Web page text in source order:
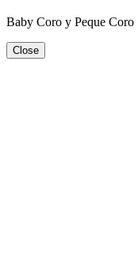
Baby Coro y Peque Coro
Close